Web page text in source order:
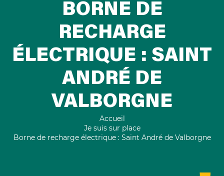
BORNE DE
RECHARGE
ÉLECTRIQUE : SAINT
ANDRÉ DE
VALBORGNE
Accueil
Je suis sur place
Borne de recharge électrique : Saint André de Valborgne